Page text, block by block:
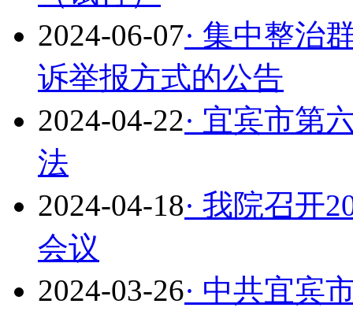
2024-06-07· 集中整治
诉举报方式的公告
2024-04-22· 宜宾市第
法
2024-04-18· 我院召开
会议
2024-03-26· 中共宜宾